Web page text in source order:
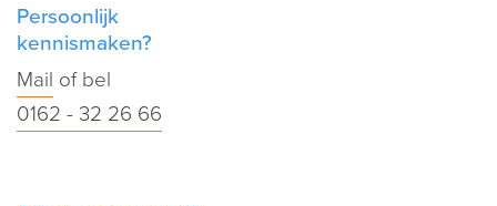
Persoonlijk
kennismaken?
Mail of bel
0162 - 32 26 66